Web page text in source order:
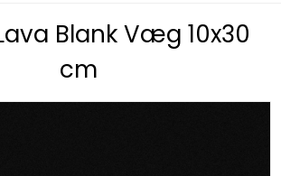
Blank Væg 10x30
cm